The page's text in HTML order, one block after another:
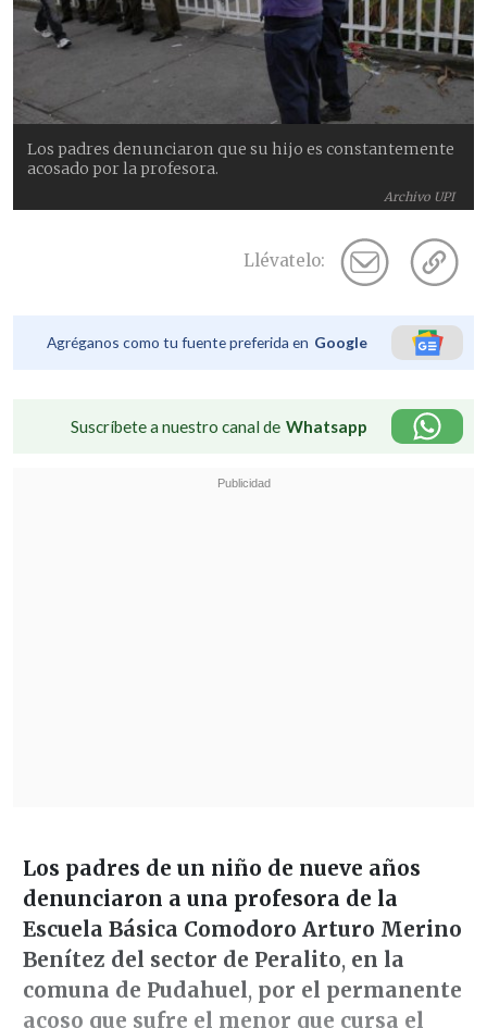
Archivo UPI
Los padres denunciaron que su hijo es constantemente
acosado por la profesora.
Llévatelo:
Agréganos como tu fuente preferida en Google
Suscríbete a nuestro canal de Whatsapp
Los padres de un niño de nueve años
denunciaron a una profesora de la
Escuela Básica Comodoro Arturo Merino
Benítez del sector de Peralito, en la
comuna de Pudahuel, por el permanente
acoso que sufre el menor que cursa el